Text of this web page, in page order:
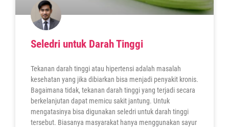
Seledri untuk Darah Tinggi
Tekanan darah tinggi atau hipertensi adalah masalah
kesehatan yang jika dibiarkan bisa menjadi penyakit kronis.
Bagaimana tidak, tekanan darah tinggi yang terjadi secara
berkelanjutan dapat memicu sakit jantung. Untuk
mengatasinya bisa digunakan seledri untuk darah tinggi
tersebut. Biasanya masyarakat hanya menggunakan sayur